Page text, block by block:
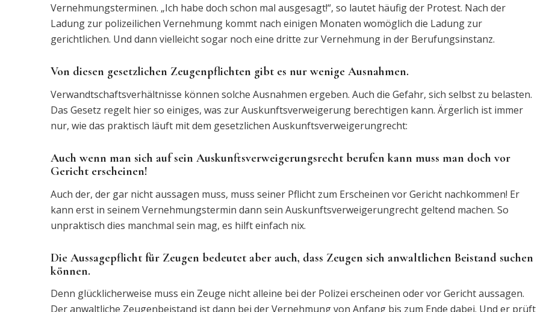
Vernehmungsterminen. „Ich habe doch schon mal ausgesagt!“, so lautet häufig der Protest. Nach der
Ladung zur polizeilichen Vernehmung kommt nach einigen Monaten womöglich die Ladung zur
gerichtlichen. Und dann vielleicht sogar noch eine dritte zur Vernehmung in der Berufungsinstanz.
Von diesen gesetzlichen Zeugenpflichten gibt es nur wenige Ausnahmen.
Verwandtschaftsverhältnisse können solche Ausnahmen ergeben. Auch die Gefahr, sich selbst zu belasten.
Das Gesetz regelt hier so einiges, was zur Auskunftsverweigerung berechtigen kann. Ärgerlich ist immer
nur, wie das praktisch läuft mit dem gesetzlichen Auskunftsverweigerungrecht:
Auch wenn man sich auf sein Auskunftsverweigerungsrecht berufen kann muss man doch vor
Gericht erscheinen!
Auch der, der gar nicht aussagen muss, muss seiner Pflicht zum Erscheinen vor Gericht nachkommen! Er
kann erst in seinem Vernehmungstermin dann sein Auskunftsverweigerungrecht geltend machen. So
unpraktisch dies manchmal sein mag, es hilft einfach nix.
Die Aussagepflicht für Zeugen bedeutet aber auch, dass Zeugen sich anwaltlichen Beistand suchen
können.
Denn glücklicherweise muss ein Zeuge nicht alleine bei der Polizei erscheinen oder vor Gericht aussagen.
Der anwaltliche Zeugenbeistand ist dann bei der Vernehmung von Anfang bis zum Ende dabei. Und er prüft